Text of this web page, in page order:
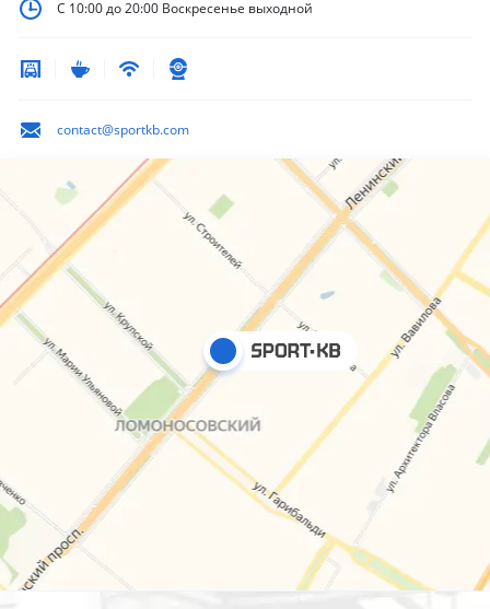
С 10:00 до 20:00 Воскресенье выходной
contact@sportkb.com